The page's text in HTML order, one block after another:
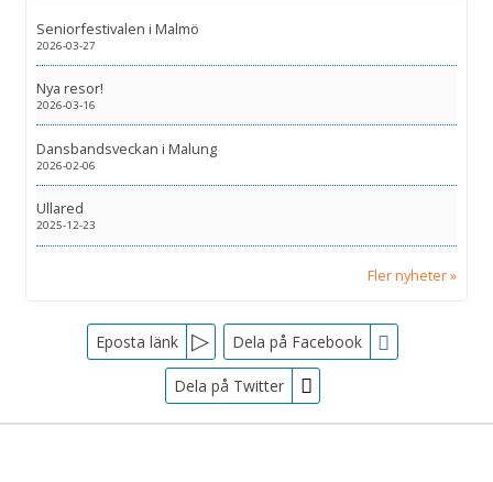
Seniorfestivalen i Malmö
2026-03-27
Nya resor!
2026-03-16
Dansbandsveckan i Malung
2026-02-06
Ullared
2025-12-23
Fler nyheter
FacebookEposta länk Dela på Facebook
Dela på Twitter